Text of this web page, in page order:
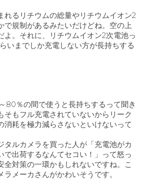
れるリチウムの総量やリチウムイオン2
で規制があるみたいだけどね。空の上
よ。それに、リチウムイオン2次電池っ
いまでしか充電しない方が長持ちする
80％の間で使うと長持ちするって聞き
そもフル充電されていないからリーク
消耗を極力減らさないといけないって
タルカメラを買った人が「充電池がカ
で出荷するなんてセコい！」って怒っ
全対策の一環かもしれないですね。こ
メーカさんがかわいそうです。